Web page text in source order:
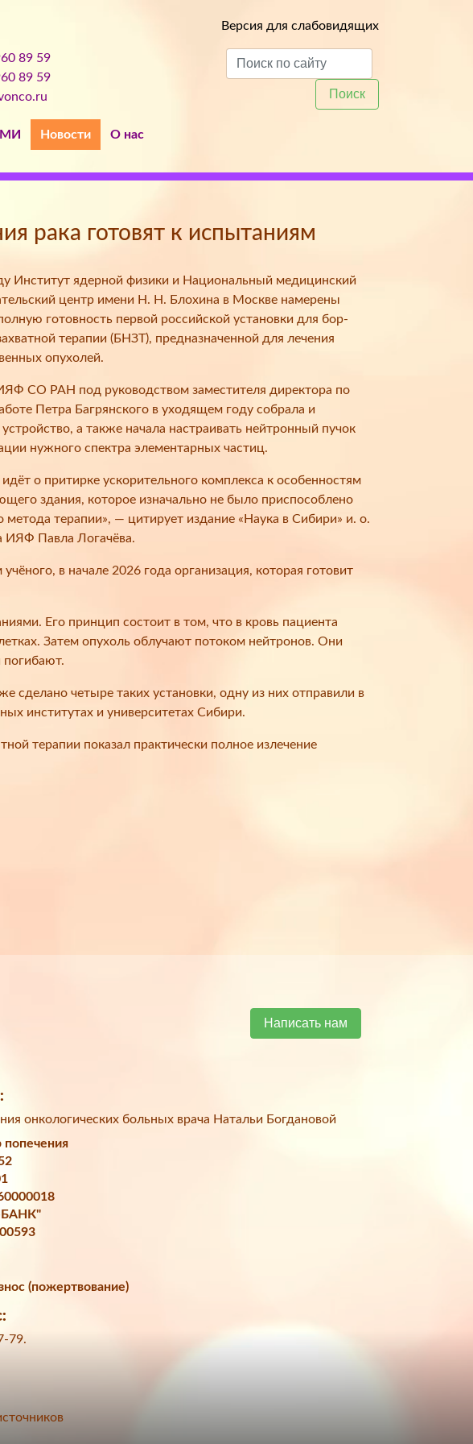
Версия для слабовидящих
89 59
89 59
Поиск
Новости О нас
рака готовят к испытаниям
Институт ядерной физики и Национальный медицинский
центр имени Н. Н. Блохина в Москве намерены
готовность первой российской установки для бор-
терапии (БНЗТ), предназначенной для лечения
опухолей.
СО РАН под руководством заместителя директора по
Петра Багрянского в уходящем году собрала и
устройство, а также начала настраивать нейтронный пучок
нужного спектра элементарных частиц.
о притирке ускорительного комплекса к особенностям
здания, которое изначально не было приспособлено
метода терапии», — цитирует издание «Наука в Сибири» и. о.
ИЯФ Павла Логачёва.
в начале 2026 года организация, которая готовит
Его принцип состоит в том, что в кровь пациента
Затем опухоль облучают потоком нейтронов. Они
погибают.
четыре таких установки, одну из них отправили в
институтах и университетах Сибири.
терапии показал практически полное излечение
Написать нам
онкологических больных врача Натальи Богдановой
попечения
(пожертвование)
79.